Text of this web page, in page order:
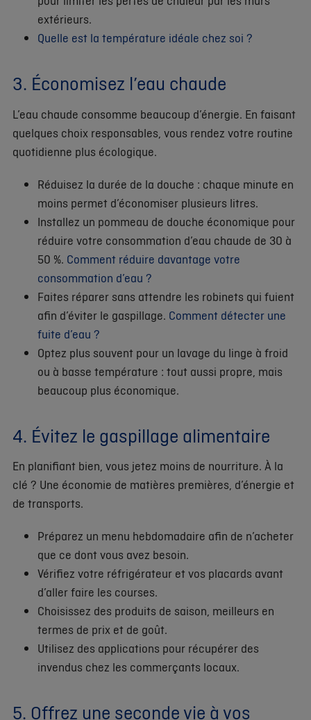
extérieurs.
Quelle est la température idéale chez soi ?
3. Économisez l’eau chaude
L’eau chaude consomme beaucoup d’énergie. En faisant
quelques choix responsables, vous rendez votre routine
quotidienne plus écologique.
Réduisez la durée de la douche : chaque minute en
moins permet d’économiser plusieurs litres.
Installez un pommeau de douche économique pour
réduire votre consommation d’eau chaude de 30 à
50 %. Comment réduire davantage votre
consommation d’eau ?
Faites réparer sans attendre les robinets qui fuient
afin d’éviter le gaspillage. Comment détecter une
fuite d’eau ?
Optez plus souvent pour un lavage du linge à froid
ou à basse température : tout aussi propre, mais
beaucoup plus économique.
4. Évitez le gaspillage alimentaire
En planifiant bien, vous jetez moins de nourriture. À la
clé ? Une économie de matières premières, d’énergie et
de transports.
Préparez un menu hebdomadaire afin de n’acheter
que ce dont vous avez besoin.
Vérifiez votre réfrigérateur et vos placards avant
d’aller faire les courses.
Choisissez des produits de saison, meilleurs en
termes de prix et de goût.
Utilisez des applications pour récupérer des
invendus chez les commerçants locaux.
5. Offrez une seconde vie à vos